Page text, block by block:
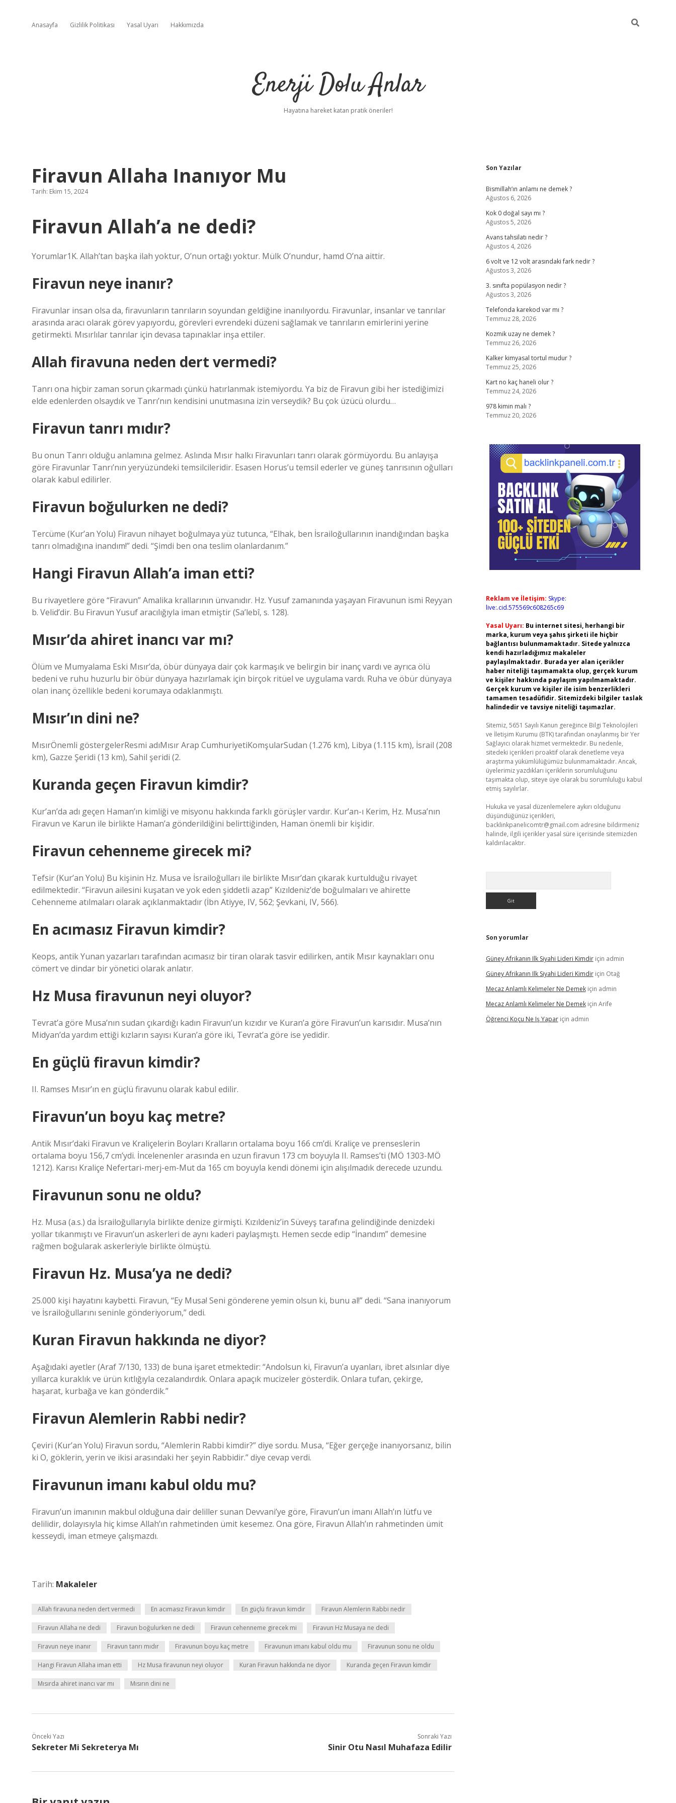
Anasayfa Gizlilik Politikası Yasal Uyarı Hakkımızda
Enerji Dolu Anlar
Hayatına hareket katan pratik öneriler!
Firavun Allaha Inanıyor Mu
Tarih: Ekim 15, 2024
Firavun Allah’a ne dedi?
Yorumlar1K. Allah’tan başka ilah yoktur, O’nun ortağı yoktur. Mülk O’nundur, hamd O’na aittir.
Firavun neye inanır?
Firavunlar insan olsa da, firavunların tanrıların soyundan geldiğine inanılıyordu. Firavunlar, insanlar ve tanrılar
arasında aracı olarak görev yapıyordu, görevleri evrendeki düzeni sağlamak ve tanrıların emirlerini yerine
getirmekti. Mısırlılar tanrılar için devasa tapınaklar inşa ettiler.
Allah firavuna neden dert vermedi?
Tanrı ona hiçbir zaman sorun çıkarmadı çünkü hatırlanmak istemiyordu. Ya biz de Firavun gibi her istediğimizi
elde edenlerden olsaydık ve Tanrı’nın kendisini unutmasına izin verseydik? Bu çok üzücü olurdu…
Firavun tanrı mıdır?
Bu onun Tanrı olduğu anlamına gelmez. Aslında Mısır halkı Firavunları tanrı olarak görmüyordu. Bu anlayışa
göre Firavunlar Tanrı’nın yeryüzündeki temsilcileridir. Esasen Horus’u temsil ederler ve güneş tanrısının oğulları
olarak kabul edilirler.
Firavun boğulurken ne dedi?
Tercüme (Kur’an Yolu) Firavun nihayet boğulmaya yüz tutunca, “Elhak, ben İsrailoğullarının inandığından başka
tanrı olmadığına inandım!” dedi. “Şimdi ben ona teslim olanlardanım.”
Hangi Firavun Allah’a iman etti?
Bu rivayetlere göre “Firavun” Amalika krallarının ünvanıdır. Hz. Yusuf zamanında yaşayan Firavunun ismi Reyyan
b. Velid’dir. Bu Firavun Yusuf aracılığıyla iman etmiştir (Sa’lebî, s. 128).
Mısır’da ahiret inancı var mı?
Ölüm ve Mumyalama Eski Mısır’da, öbür dünyaya dair çok karmaşık ve belirgin bir inanç vardı ve ayrıca ölü
bedeni ve ruhu huzurlu bir öbür dünyaya hazırlamak için birçok ritüel ve uygulama vardı. Ruha ve öbür dünyaya
olan inanç özellikle bedeni korumaya odaklanmıştı.
Mısır’ın dini ne?
MısırÖnemli göstergelerResmi adıMısır Arap CumhuriyetiKomşularSudan (1.276 km), Libya (1.115 km), İsrail (208
km), Gazze Şeridi (13 km), Sahil şeridi (2.
Kuranda geçen Firavun kimdir?
Kur’an’da adı geçen Haman’ın kimliği ve misyonu hakkında farklı görüşler vardır. Kur’an-ı Kerim, Hz. Musa’nın
Firavun ve Karun ile birlikte Haman’a gönderildiğini belirttiğinden, Haman önemli bir kişidir.
Firavun cehenneme girecek mi?
Tefsir (Kur’an Yolu) Bu kişinin Hz. Musa ve İsrailoğulları ile birlikte Mısır’dan çıkarak kurtulduğu rivayet
edilmektedir. “Firavun ailesini kuşatan ve yok eden şiddetli azap” Kızıldeniz’de boğulmaları ve ahirette
Cehenneme atılmaları olarak açıklanmaktadır (İbn Atiyye, IV, 562; Şevkani, IV, 566).
En acımasız Firavun kimdir?
Keops, antik Yunan yazarları tarafından acımasız bir tiran olarak tasvir edilirken, antik Mısır kaynakları onu
cömert ve dindar bir yönetici olarak anlatır.
Hz Musa firavunun neyi oluyor?
Tevrat’a göre Musa’nın sudan çıkardığı kadın Firavun’un kızıdır ve Kuran’a göre Firavun’un karısıdır. Musa’nın
Midyan’da yardım ettiği kızların sayısı Kuran’a göre iki, Tevrat’a göre ise yedidir.
En güçlü firavun kimdir?
II. Ramses Mısır’ın en güçlü firavunu olarak kabul edilir.
Firavun’un boyu kaç metre?
Antik Mısır’daki Firavun ve Kraliçelerin Boyları Kralların ortalama boyu 166 cm’di. Kraliçe ve prenseslerin
ortalama boyu 156,7 cm’ydi. İncelenenler arasında en uzun firavun 173 cm boyuyla II. Ramses’ti (MÖ 1303-MÖ
1212). Karısı Kraliçe Nefertari-merj-em-Mut da 165 cm boyuyla kendi dönemi için alışılmadık derecede uzundu.
Firavunun sonu ne oldu?
Hz. Musa (a.s.) da İsrailoğullarıyla birlikte denize girmişti. Kızıldeniz’in Süveyş tarafına gelindiğinde denizdeki
yollar tıkanmıştı ve Firavun’un askerleri de aynı kaderi paylaşmıştı. Hemen secde edip “İnandım” demesine
rağmen boğularak askerleriyle birlikte ölmüştü.
Firavun Hz. Musa’ya ne dedi?
25.000 kişi hayatını kaybetti. Firavun, “Ey Musa! Seni gönderene yemin olsun ki, bunu al!” dedi. “Sana inanıyorum
ve İsrailoğullarını seninle gönderiyorum,” dedi.
Kuran Firavun hakkında ne diyor?
Aşağıdaki ayetler (Araf 7/130, 133) de buna işaret etmektedir: “Andolsun ki, Firavun’a uyanları, ibret alsınlar diye
yıllarca kuraklık ve ürün kıtlığıyla cezalandırdık. Onlara apaçık mucizeler gösterdik. Onlara tufan, çekirge,
haşarat, kurbağa ve kan gönderdik.”
Firavun Alemlerin Rabbi nedir?
Çeviri (Kur’an Yolu) Firavun sordu, “Alemlerin Rabbi kimdir?” diye sordu. Musa, “Eğer gerçeğe inanıyorsanız, bilin
ki O, göklerin, yerin ve ikisi arasındaki her şeyin Rabbidir.” diye cevap verdi.
Firavunun imanı kabul oldu mu?
Firavun’un imanının makbul olduğuna dair deliller sunan Devvani’ye göre, Firavun’un imanı Allah’ın lütfu ve
delilidir, dolayısıyla hiç kimse Allah’ın rahmetinden ümit kesemez. Ona göre, Firavun Allah’ın rahmetinden ümit
kesseydi, iman etmeye çalışmazdı.
Tarih: Makaleler
Allah firavuna neden dert vermedi En acımasız Firavun kimdir En güçlü firavun kimdir Firavun Alemlerin Rabbi nedir
Firavun Allaha ne dedi Firavun boğulurken ne dedi Firavun cehenneme girecek mi Firavun Hz Musaya ne dedi
Firavun neye inanır Firavun tanrı mıdır Firavunun boyu kaç metre Firavunun imanı kabul oldu mu Firavunun sonu ne oldu
Hangi Firavun Allaha iman etti Hz Musa firavunun neyi oluyor Kuran Firavun hakkında ne diyor Kuranda geçen Firavun kimdir
Mısırda ahiret inancı var mı Mısırın dini ne
Önceki Yazı
Sekreter Mi Sekreterya Mı
Sonraki Yazı
Sinir Otu Nasıl Muhafaza Edilir
Sidebar
Son Yazılar
Bismillah’ın anlamı ne demek ?
Ağustos 6, 2026
Kok 0 doğal sayı mı ?
Ağustos 5, 2026
Avans tahsilatı nedir ?
Ağustos 4, 2026
6 volt ve 12 volt arasındaki fark nedir ?
Ağustos 3, 2026
3. sınıfta popülasyon nedir ?
Ağustos 3, 2026
Telefonda karekod var mı ?
Temmuz 28, 2026
Kozmik uzay ne demek ?
Temmuz 26, 2026
Kalker kimyasal tortul mudur ?
Temmuz 25, 2026
Kart no kaç haneli olur ?
Temmuz 24, 2026
978 kimin malı ?
Temmuz 20, 2026
Reklam ve İletişim: Skype:
live:.cid.575569c608265c69
Yasal Uyarı: Bu internet sitesi, herhangi bir
marka, kurum veya şahıs şirketi ile hiçbir
bağlantısı bulunmamaktadır. Sitede yalnızca
kendi hazırladığımız makaleler
paylaşılmaktadır. Burada yer alan içerikler
haber niteliği taşımamakta olup, gerçek kurum
ve kişiler hakkında paylaşım yapılmamaktadır.
Gerçek kurum ve kişiler ile isim benzerlikleri
tamamen tesadüfidir. Sitemizdeki bilgiler taslak
halindedir ve tavsiye niteliği taşımazlar.
Sitemiz, 5651 Sayılı Kanun gereğince Bilgi Teknolojileri
ve İletişim Kurumu (BTK) tarafından onaylanmış bir Yer
Sağlayıcı olarak hizmet vermektedir. Bu nedenle,
sitedeki içerikleri proaktif olarak denetleme veya
araştırma yükümlülüğümüz bulunmamaktadır. Ancak,
üyelerimiz yazdıkları içeriklerin sorumluluğunu
taşımakta olup, siteye üye olarak bu sorumluluğu kabul
etmiş sayılırlar.
Hukuka ve yasal düzenlemelere aykırı olduğunu
düşündüğünüz içerikleri,
backlinkpanelicomtr@gmail.com adresine bildirmeniz
halinde, ilgili içerikler yasal süre içerisinde sitemizden
kaldırılacaktır.
Son yorumlar
Güney Afrikanın Ilk Siyahi Lideri Kimdiriçin admin
Güney Afrikanın Ilk Siyahi Lideri Kimdiriçin Otağ
Mecaz Anlamlı Kelimeler Ne Demekiçin admin
Mecaz Anlamlı Kelimeler Ne Demekiçin Arife
Öğrenci Koçu Ne Iş Yapariçin admin